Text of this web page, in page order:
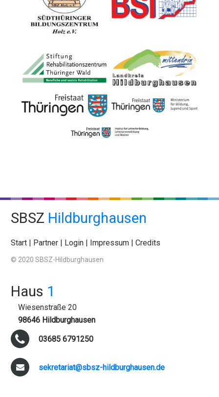
SBSZ Hildburghausen
Start | Partner | Login | Impressum |Credits
© 2020 SBSZ-Hildburghausen
Haus 1
Wiesenstraße 20
98646 Hildburghausen
03685 6791250
sekretariat@sbsz-hildburghausen.de